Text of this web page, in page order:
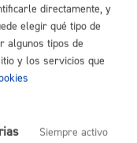
directamente, y
elegir qué tipo de
algunos tipos de
y los servicios que
Siempre activo